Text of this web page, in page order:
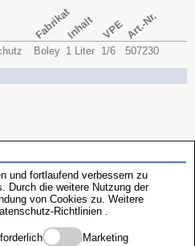
FabrikatInhalt VPE Art.-Nr.
Boley 1 Liter 1/6 507230
FabrikatInhalt VPEArt.-Nr.
Boley 5 Liter 1/6
und fortlaufend verbessern zu
Durch die weitere Nutzung der
von Cookies zu. Weitere
Richtlinien
Marketing